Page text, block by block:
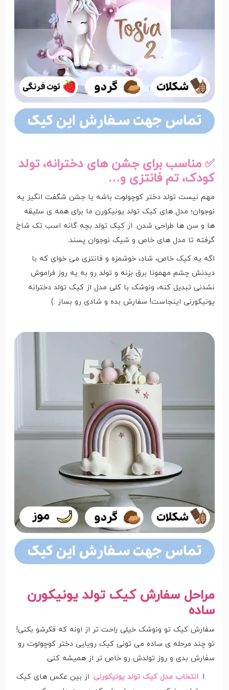
✅ مناسب برای جشن های دخترانه، تولد
کودک، تم فانتزی و…
مهم نیست تولد دختر کوچولوت باشه یا جشن شگفت انگیز یه
نوجوان؛ مدل های کیک تولد یونیکورن ما برای همه ی سلیقه
ها و سن ها طراحی شدن. از کیک تولد بچه گانه اسب تک شاخ
گرفته تا مدل های خاص و شیک نوجوان پسند.
اگه یه کیک خاص، شاد، خوشمزه و فانتزی می خوای که با
دیدنش چشم مهمونا برق بزنه و تولد رو به یه روز فراموش
نشدنی تبدیل کنه، ونوشک با کلی مدل از کیک تولد دخترانه
یونیکورنی اینجاست! سفارش بده و شادی رو بساز :)
مراحل سفارش کیک تولد یونیکورن
ساده
سفارش کیک تو ونوشک خیلی راحت تر از اونه که فکرشو بکنی!
تو چند مرحله ی ساده می تونی کیک رویایی دختر کوچولوت رو
سفارش بدی و روز تولدش رو خاص تر از همیشه کنی.
انتخاب مدل کیک تولد یونیکورنی: از بین عکس های کیک